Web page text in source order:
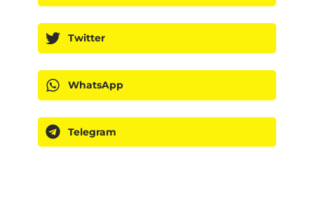
Twitter
WhatsApp
Telegram